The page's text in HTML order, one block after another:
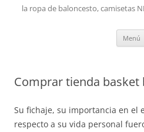
la ropa de baloncesto, camisetas
Menú
Comprar tienda basket
Su fichaje, su importancia en el
respecto a su vida personal